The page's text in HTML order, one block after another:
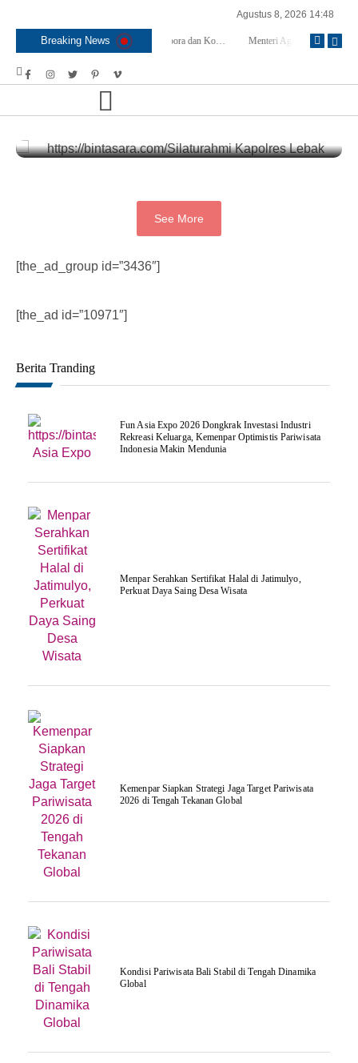
Agustus 8, 2026 14:48
Breaking News Menteri Agama Tanda Tangan Regulasi Baru, Tunjangan Guru PAI Non ASN Segera Cair, ini Tahapanya !
Polri
Kamtibmas
See More
[the_ad_group id=”3436″]
[the_ad id=”10971″]
Berita Tranding
Fun Asia Expo 2026 Dongkrak Investasi Industri
Rekreasi Keluarga, Kemenpar Optimistis Pariwisata
Indonesia Makin Mendunia
Menpar Serahkan Sertifikat Halal di Jatimulyo,
Perkuat Daya Saing Desa Wisata
Kemenpar Siapkan Strategi Jaga Target Pariwisata
2026 di Tengah Tekanan Global
Kondisi Pariwisata Bali Stabil di Tengah Dinamika
Global